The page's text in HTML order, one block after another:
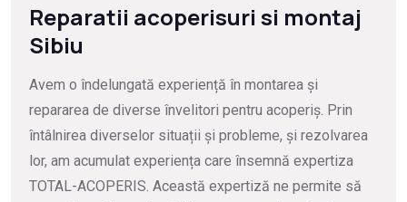
Reparatii acoperisuri si montaj
Sibiu
Avem o îndelungată experiență în montarea și
repararea de diverse învelitori pentru acoperiș. Prin
întâlnirea diverselor situații și probleme, și rezolvarea
lor, am acumulat experiența care însemnă expertiza
TOTAL-ACOPERIS. Această expertiză ne permite să